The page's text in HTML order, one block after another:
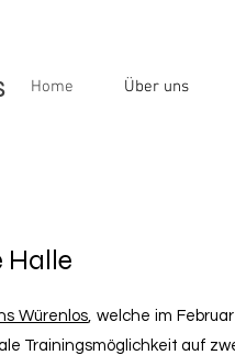
Home Über uns
Halle
Würenlos, welche im
Trainingsmöglichkeit auf